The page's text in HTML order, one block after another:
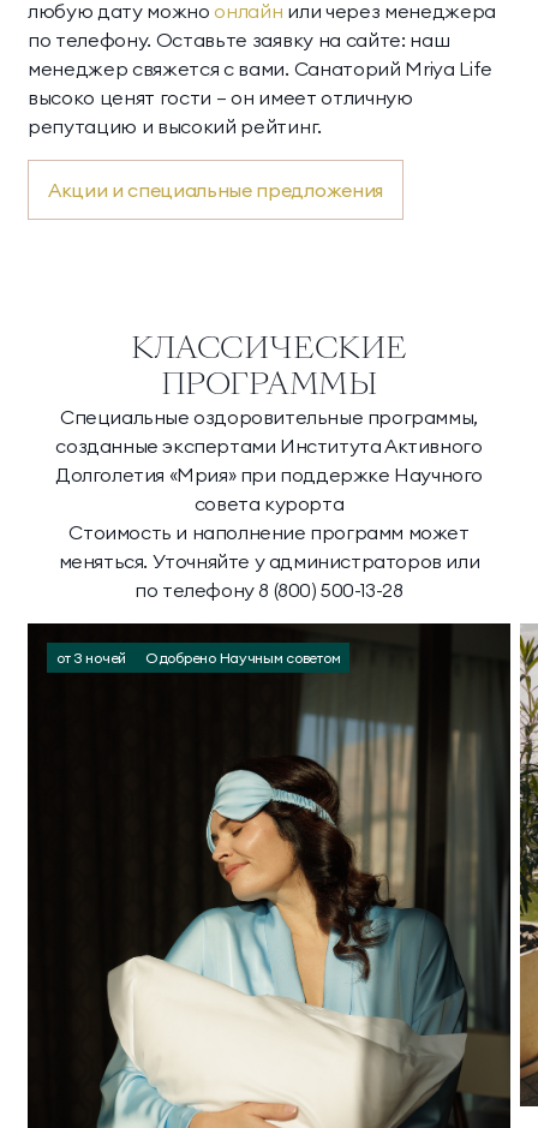
любую дату можно онлайн или через менеджера
по телефону. Оставьте заявку на сайте: наш
менеджер свяжется с вами. Санаторий Mriya Life
высоко ценят гости — он имеет отличную
репутацию и высокий рейтинг.
Акции и специальные предложения
КЛАССИЧЕСКИЕ
ПРОГРАММЫ
Специальные оздоровительные программы,
созданные экспертами Института Активного
Долголетия «Мрия» при поддержке Научного
совета курорта
Стоимость и наполнение программ может
меняться. Уточняйте у администраторов или
по телефону 8 (800) 500-13-28
от 3 ночей Одобрено Научным советом